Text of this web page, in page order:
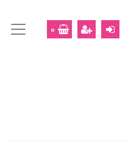
0